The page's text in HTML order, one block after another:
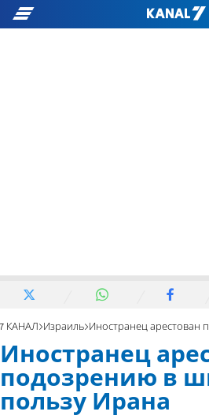
7 КАНАЛ Израиль Иностранец арестован по подозрению
Иностранец
подозрению в
пользу Ирана